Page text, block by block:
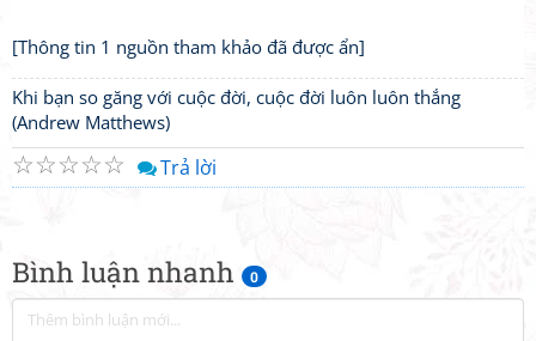
Bình luận nhanh 0
[Thông tin 1 nguồn tham khảo đã được ẩn]
Khi bạn so găng với cuộc đời, cuộc đời luôn luôn thắng
(Andrew Matthews)
☆
☆
☆
☆
☆ Trả lời